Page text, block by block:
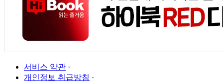
서비스 약관 ·
개인정보 취급방침 ·